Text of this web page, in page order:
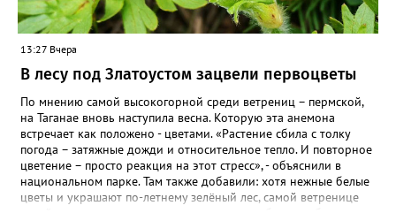
13:27 Вчера
В лесу под Златоустом зацвели первоцветы
По мнению самой высокогорной среди ветрениц – пермской,
на Таганае вновь наступила весна. Которую эта анемона
встречает как положено - цветами. «Растение сбила с толку
погода – затяжные дожди и относительное тепло. И повторное
цветение – просто реакция на этот стресс», - объяснили в
национальном парке. Там также добавили: хотя нежные белые
цветы и украшают по-летнему зелёный лес, самой ветренице